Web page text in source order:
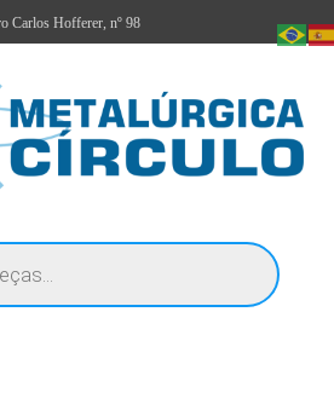
Carlos Hofferer, nº 98